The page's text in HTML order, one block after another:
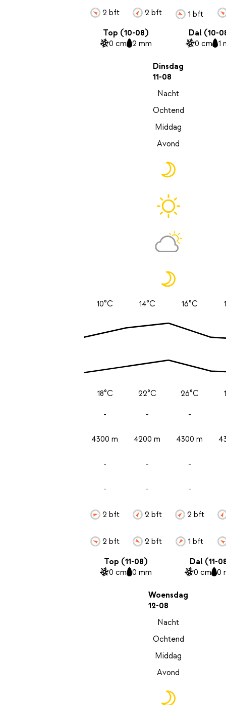
2 bft 2 bft
1 bft
Top (10-08)
0 cm 2 mm
Dal (10-
0 cm 1
Dinsdag
11-08
Nacht
Ochtend
Middag
Avond
10°C
18°C
-
4300 m
-
-
2 bft
2 bft
14°C
22°C
-
4200 m
-
-
2 bft
2 bft
16°C
26°C
-
4300 m
-
-
2 bft
1 bft
Top (11-08)
0 cm 0 mm
Dal (11-
0 cm 0
Woensdag
12-08
Nacht
Ochtend
Middag
Avond